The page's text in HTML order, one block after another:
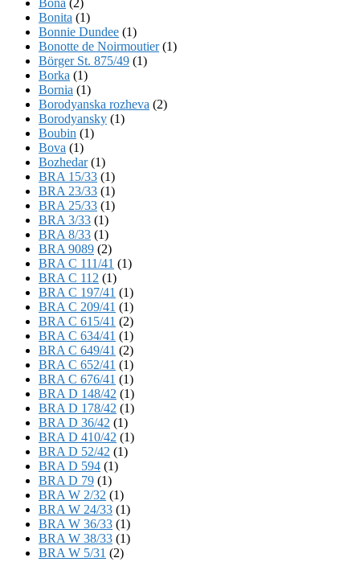
Bonita (1)
Bonnie Dundee (1)
Bonotte de Noirmoutier(1)
Börger St. 875/49 (1)
Borka (1)
Bornia (1)
Borodyanska rozheva (2)
Borodyansky (1)
Boubin (1)
Bova (1)
Bozhedar(1)
BRA 15/33 (1)
BRA 23/33 (1)
BRA 25/33 (1)
BRA 3/33 (1)
BRA 8/33 (1)
BRA 9089 (2)
BRA C 111/41 (1)
BRA C 112 (1)
BRA C 197/41 (1)
BRA C 209/41 (1)
BRA C 615/41 (2)
BRA C 634/41 (1)
BRA C 649/41 (2)
BRA C 652/41 (1)
BRA C 676/41 (1)
BRA D 148/42 (1)
BRA D 178/42 (1)
BRA D 36/42 (1)
BRA D 410/42 (1)
BRA D 52/42 (1)
BRA D 594 (1)
BRA D 79 (1)
BRA W 2/32 (1)
BRA W 24/33 (1)
BRA W 36/33 (1)
BRA W 38/33 (1)
BRA W 5/31 (2)